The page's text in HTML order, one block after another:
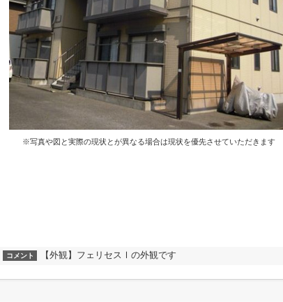
※写真や図と実際の現状とが異なる場合は現状を優先させていただきます
コメント 【外観】フェリセスⅠの外観です